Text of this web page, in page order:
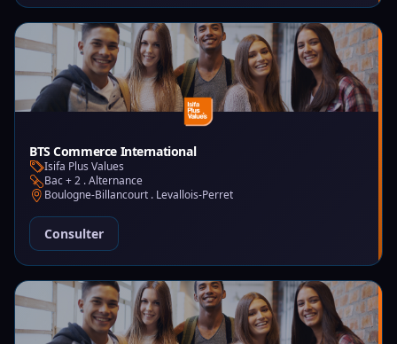
BTS Commerce International
Isifa Plus Values
Bac + 2 . Alternance
Boulogne-Billancourt . Levallois-Perret
Consulter